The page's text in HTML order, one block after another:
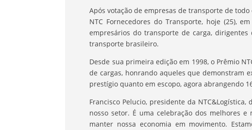
Após votação de empresas de transporte de
NTC Fornecedores do Transporte, hoje (25),
empresários do transporte de carga,
transporte brasileiro.
Desde sua primeira edição em 1998, o Prêmio
de cargas, honrando aqueles que demonstram
prestígio quanto em escopo, agora abrangendo
Francisco Pelucio, presidente da
nosso setor. É uma celebração dos melhores
manter nossa economia em movimento.